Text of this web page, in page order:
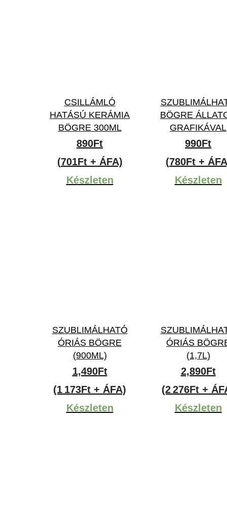
CSILLÁMLÓ
HATÁSÚ KERÁMIA
BÖGRE 300ML
890Ft
(701Ft + ÁFA)
Készleten
BÖGRE
GRAFIKÁVAL
990Ft
(780Ft +
Készleten
SZUBLIMÁLHATÓ
ÓRIÁS BÖGRE
(900ML)
1,490Ft
(1 173Ft + ÁFA)
Készleten
ÓRIÁS
(1,7L)
2,890Ft
(2 276Ft +
Készleten